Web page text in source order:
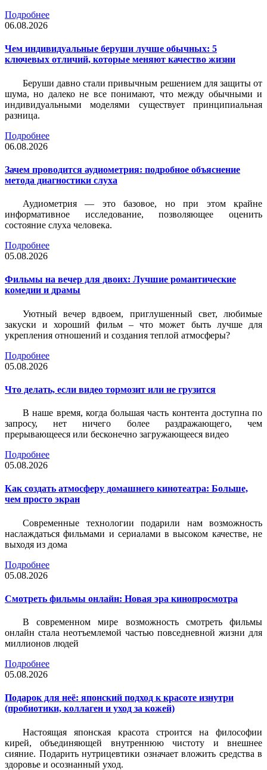
Подробнее
06.08.2026
Чем индивидуальные беруши лучше обычных: 5
ключевых отличий, которые меняют качество жизни
Беруши давно стали привычным решением для защиты от
шума, но далеко не все понимают, что между обычными и
индивидуальными моделями существует принципиальная
разница.
Подробнее
06.08.2026
Зачем проводится аудиометрия: подробное объяснение
метода диагностики слуха
Аудиометрия — это базовое, но при этом крайне
информативное исследование, позволяющее оценить
состояние слуха человека.
Подробнее
05.08.2026
Фильмы на вечер для двоих: Лучшие романтические
комедии и драмы
Уютный вечер вдвоем, приглушенный свет, любимые
закуски и хороший фильм – что может быть лучше для
укрепления отношений и создания теплой атмосферы?
Подробнее
05.08.2026
Что делать, если видео тормозит или не грузится
В наше время, когда большая часть контента доступна по
запросу, нет ничего более раздражающего, чем
прерывающееся или бесконечно загружающееся видео
Подробнее
05.08.2026
Как создать атмосферу домашнего кинотеатра: Больше,
чем просто экран
Современные технологии подарили нам возможность
наслаждаться фильмами и сериалами в высоком качестве, не
выходя из дома
Подробнее
05.08.2026
Смотреть фильмы онлайн: Новая эра кинопросмотра
В современном мире возможность смотреть фильмы
онлайн стала неотъемлемой частью повседневной жизни для
миллионов людей
Подробнее
05.08.2026
Подарок для неё: японский подход к красоте изнутри
(пробиотики, коллаген и уход за кожей)
Настоящая японская красота строится на философии
кирей, объединяющей внутреннюю чистоту и внешнее
сияние. Подарить нутрицевтики означает вложить средства в
здоровье и осознанный уход.